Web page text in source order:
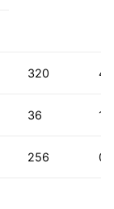
320
36
256